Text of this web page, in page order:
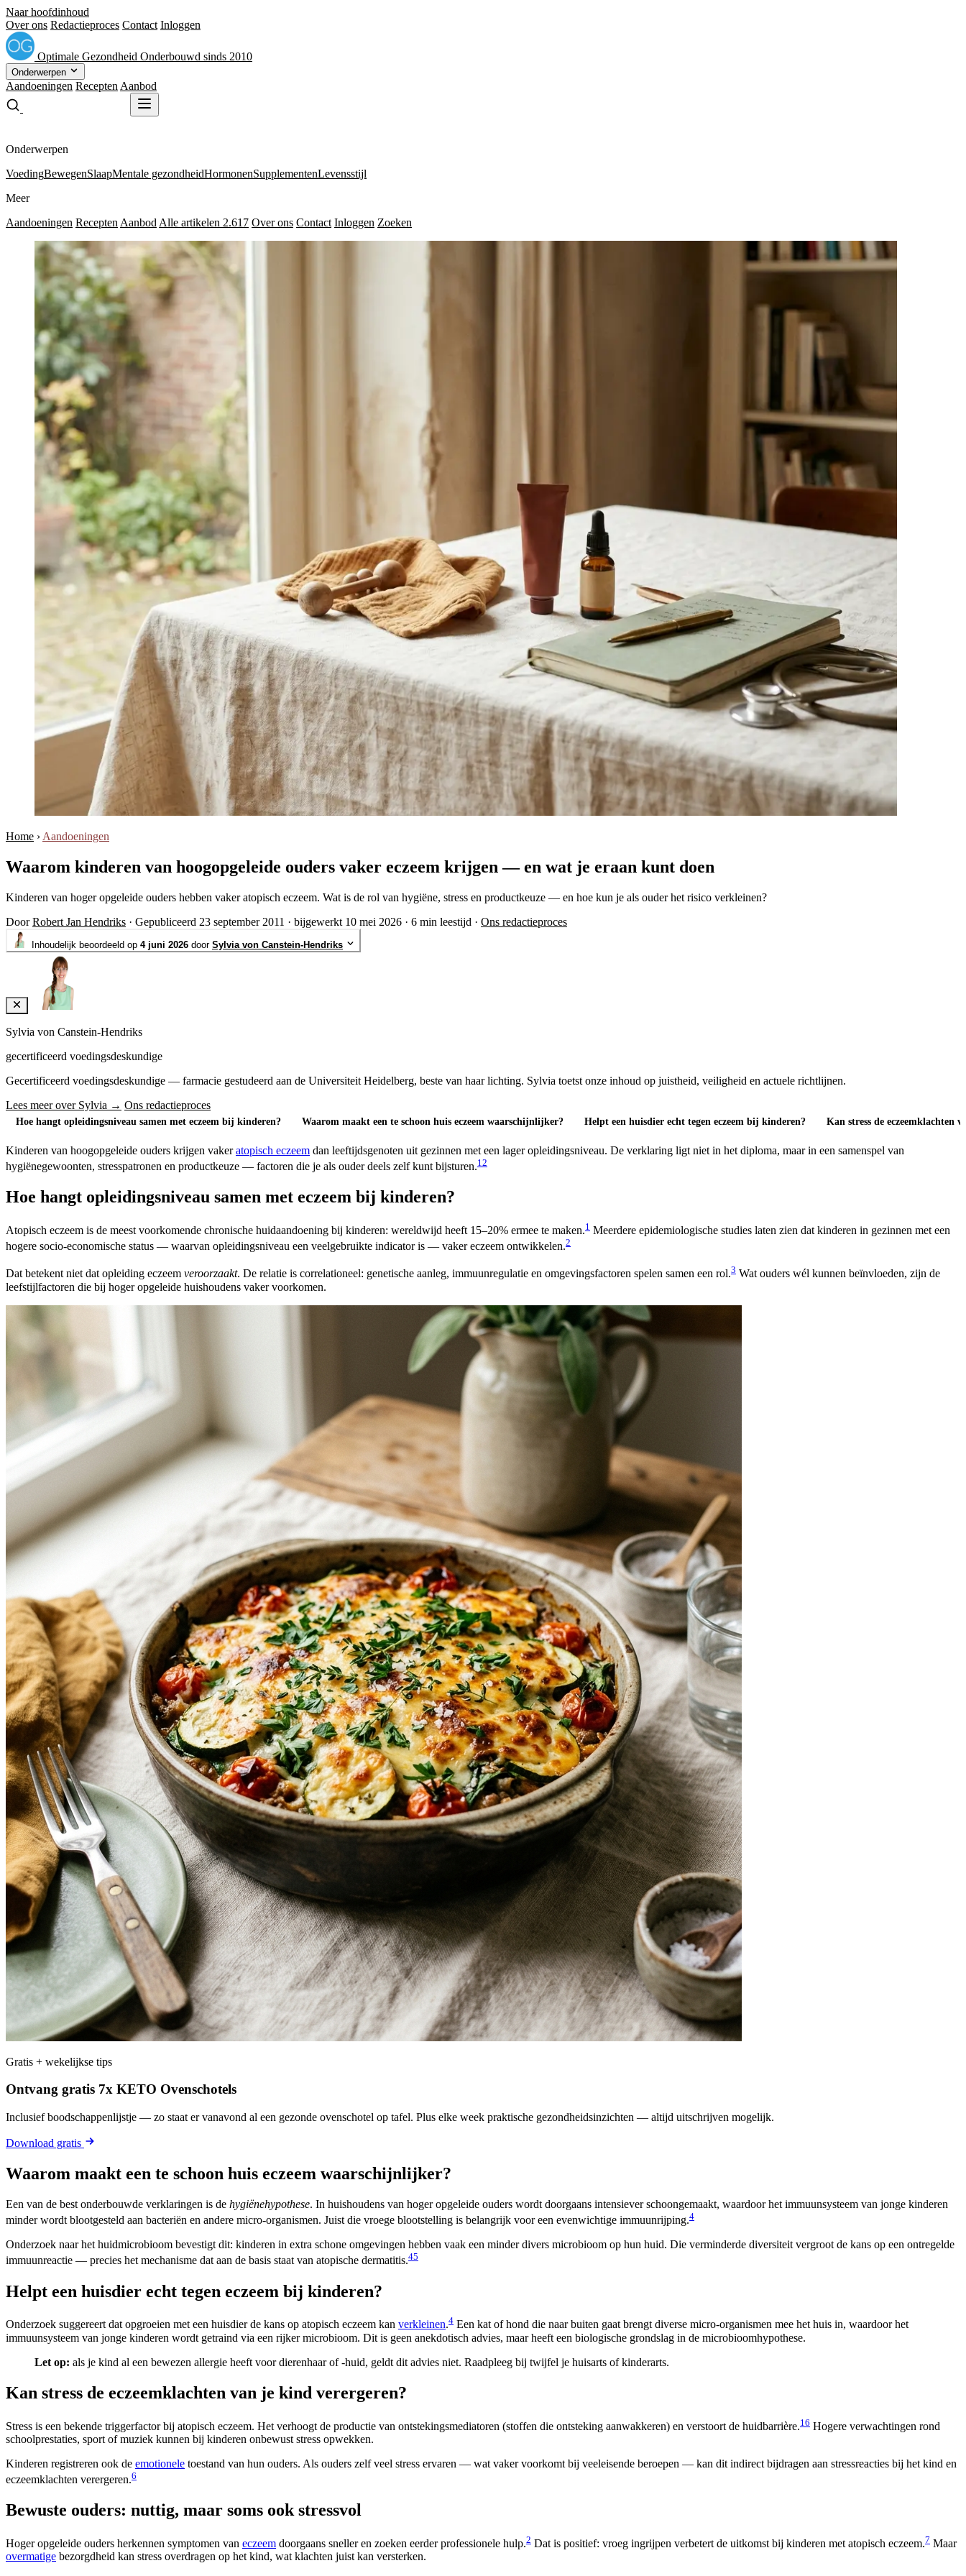
Naar hoofdinhoud
Over ons Redactieproces Contact Inloggen
Optimale Gezondheid Onderbouwd sinds 2010
Onderwerpen
Aandoeningen Recepten Aanbod
Onderwerpen
VoedingBewegenSlaapMentale gezondheidHormonenSupplementenLevensstijl
Meer
Aandoeningen Recepten Aanbod Alle artikelen 2.617 Over ons Contact Inloggen Zoeken
Home › Aandoeningen
Waarom kinderen van hoogopgeleide ouders vaker eczeem krijgen — en wat je eraan kunt doen
Kinderen van hoger opgeleide ouders hebben vaker atopisch eczeem. Wat is de rol van hygiëne, stress en productkeuze — en hoe kun je als ouder het risico verkleinen?
DoorRobert Jan Hendriks · Gepubliceerd 23 september 2011 · bijgewerkt 10 mei 2026 · 6 min leestijd · Ons redactieproces
Inhoudelijk beoordeeld op 4 juni 2026 door Sylvia von Canstein-Hendriks
Sylvia von Canstein-Hendriks
gecertificeerd voedingsdeskundige
Gecertificeerd voedingsdeskundige — farmacie gestudeerd aan de Universiteit Heidelberg, beste van haar lichting. Sylvia toetst onze inhoud op juistheid, veiligheid en actuele richtlijnen.
Lees meer over Sylvia → Ons redactieproces
Hoe hangt opleidingsniveau samen met eczeem bij kinderen? Waarom maakt een te schoon huis eczeem waarschijnlijker? Helpt een huisdier echt tegen eczeem bij kinderen? Kan stress de eczeemklachten
Kinderen van hoogopgeleide ouders krijgen vakeratopisch eczeem dan leeftijdsgenoten uit gezinnen met een lager opleidingsniveau. De verklaring ligt niet in het diploma, maar in een samenspel van
hygiënegewoonten, stresspatronen en productkeuze — factoren die je als ouder deels zelf kunt bijsturen.1 2
Hoe hangt opleidingsniveau samen met eczeem bij kinderen?
Atopisch eczeem is de meest voorkomende chronische huidaandoening bij kinderen: wereldwijd heeft 15–20% ermee te maken.1 Meerdere epidemiologische studies laten zien dat kinderen in gezinnen met een
hogere socio-economische status — waarvan opleidingsniveau een veelgebruikte indicator is — vaker eczeem ontwikkelen.2
Dat betekent niet dat opleiding eczeem veroorzaakt. De relatie is correlationeel: genetische aanleg, immuunregulatie en omgevingsfactoren spelen samen een rol.3 Wat ouders wél kunnen beïnvloeden, zijn de
leefstijlfactoren die bij hoger opgeleide huishoudens vaker voorkomen.
Gratis + wekelijkse tips
Ontvang gratis 7x KETO Ovenschotels
Inclusief boodschappenlijstje — zo staat er vanavond al een gezonde ovenschotel op tafel. Plus elke week praktische gezondheidsinzichten — altijd uitschrijven mogelijk.
Download gratis
Waarom maakt een te schoon huis eczeem waarschijnlijker?
Een van de best onderbouwde verklaringen is de hygiënehypothese. In huishoudens van hoger opgeleide ouders wordt doorgaans intensiever schoongemaakt, waardoor het immuunsysteem van jonge kinderen
minder wordt blootgesteld aan bacteriën en andere micro-organismen. Juist die vroege blootstelling is belangrijk voor een evenwichtige immuunrijping.4
Onderzoek naar het huidmicrobioom bevestigt dit: kinderen in extra schone omgevingen hebben vaak een minder divers microbioom op hun huid. Die verminderde diversiteit vergroot de kans op een ontregelde
immuunreactie — precies het mechanisme dat aan de basis staat van atopische dermatitis.45
Helpt een huisdier echt tegen eczeem bij kinderen?
Onderzoek suggereert dat opgroeien met een huisdier de kans op atopisch eczeem kan verkleinen.4 Een kat of hond die naar buiten gaat brengt diverse micro-organismen mee het huis in, waardoor het
immuunsysteem van jonge kinderen wordt getraind via een rijker microbioom. Dit is geen anekdotisch advies, maar heeft een biologische grondslag in de microbioomhypothese.
Let op: als je kind al een bewezen allergie heeft voor dierenhaar of -huid, geldt dit advies niet. Raadpleeg bij twijfel je huisarts of kinderarts.
Kan stress de eczeemklachten van je kind verergeren?
Stress is een bekende triggerfactor bij atopisch eczeem. Het verhoogt de productie van ontstekingsmediatoren (stoffen die ontsteking aanwakkeren) en verstoort de huidbarrière.1 6 Hogere verwachtingen rond
schoolprestaties, sport of muziek kunnen bij kinderen onbewust stress opwekken.
Kinderen registreren ook de emotionele toestand van hun ouders. Als ouders zelf veel stress ervaren — wat vaker voorkomt bij veeleisende beroepen — kan dit indirect bijdragen aan stressreacties bij het kind en
eczeemklachten verergeren.6
Bewuste ouders: nuttig, maar soms ook stressvol
Hoger opgeleide ouders herkennen symptomen van eczeem doorgaans sneller en zoeken eerder professionele hulp.2 Dat is positief: vroeg ingrijpen verbetert de uitkomst bij kinderen met atopisch eczeem.7 Maar
overmatige bezorgdheid kan stress overdragen op het kind, wat klachten juist kan versterken.